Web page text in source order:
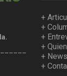
+
+
+
+
+
+